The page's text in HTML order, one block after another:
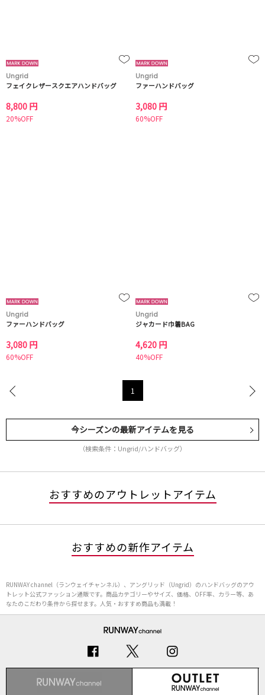
Ungrid
フェイクレザースクエアハンドバッグ
8,800 円
20%OFF
Ungrid
ファーハンドバッグ
3,080 円
60%OFF
Ungrid
ファーハンドバッグ
3,080 円
60%OFF
Ungrid
ジャカード巾着BAG
4,620 円
40%OFF
1
今シーズンの最新アイテムを見る
（検索条件：Ungrid/ハンドバッグ）
おすすめのアウトレットアイテム
おすすめの新作アイテム
RUNWAY channel（ランウェイチャンネル）、アングリッド（Ungrid）のハンドバッグのアウ
トレット公式ファッション通販です。商品カテゴリーやサイズ、価格、OFF率、カラー等、あ
なたのこだわり条件から探せます。人気・おすすめ商品も満載！